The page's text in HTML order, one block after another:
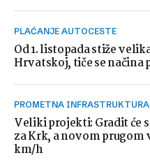
PLAĆANJE AUTOCESTE
Od 1. listopada stiže
Hrvatskoj, tiče se načina
PROMETNA INFRASTRUKTURA
Veliki projekti: Gradit će
za Krk, a novom prugom
km/h